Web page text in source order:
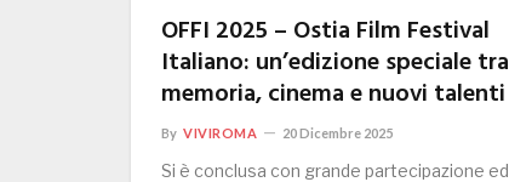
OFFI 2025 – Ostia Film Festival
Italiano: un’edizione speciale tra
memoria, cinema e nuovi talenti
By VIVIROMA 20 Dicembre 2025
Si è conclusa con grande partecipazione ed